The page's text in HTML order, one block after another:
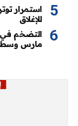
استمرار
للإغلاق
التضخم
مارس